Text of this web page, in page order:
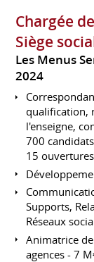
Chargée
Siège
Les Menus
2024
qualification,
l'enseigne,
700
15
Supports,
Réseaux
Animatrice
agences - 7